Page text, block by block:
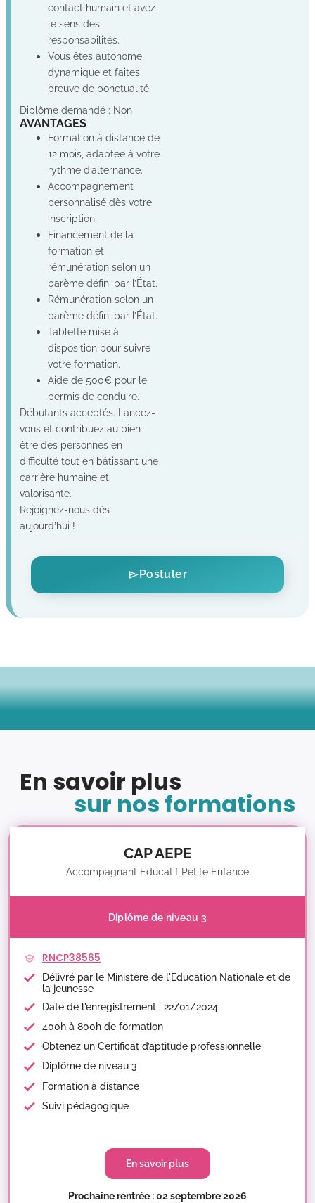
contact humain et avez
le sens des
responsabilités.
Vous êtes autonome,
dynamique et faites
preuve de ponctualité
Diplôme demandé : Non
AVANTAGES
Formation à distance de
12 mois, adaptée à votre
rythme d’alternance.
Accompagnement
personnalisé dès votre
inscription.
Financement de la
formation et
rémunération selon un
barème défini par l’État.
Rémunération selon un
barème défini par l’État.
Tablette mise à
disposition pour suivre
votre formation.
Aide de 500€ pour le
permis de conduire.
Débutants acceptés. Lancez-
vous et contribuez au bien-
être des personnes en
difficulté tout en bâtissant une
carrière humaine et
valorisante.
Rejoignez-nous dès
aujourd’hui !
Postuler
En savoir plus
sur nos formations
CAP AEPE
Accompagnant Educatif Petite Enfance
Diplôme de niveau 3
RNCP38565
Délivré par le Ministère de l'Education Nationale et de
la jeunesse
Date de l'enregistrement : 22/01/2024
400h à 800h de formation
Obtenez un Certificat d’aptitude professionnelle
Diplôme de niveau 3
Formation à distance
Suivi pédagogique
En savoir plus
Prochaine rentrée : 02 septembre 2026